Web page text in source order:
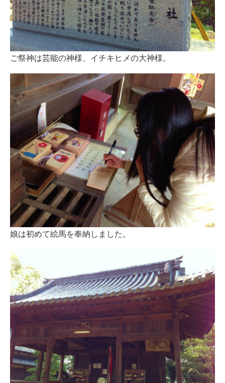
ご祭神は芸能の神様、イチキヒメの大神様。
娘は初めて絵馬を奉納しました。